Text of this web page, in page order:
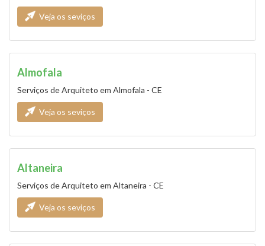
Veja os seviços
Almofala
Serviços de Arquiteto em Almofala - CE
Veja os seviços
Altaneira
Serviços de Arquiteto em Altaneira - CE
Veja os seviços